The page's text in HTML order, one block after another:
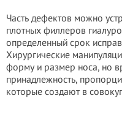
Часть дефектов можно
плотных филлеров
определенный срок
Хирургические
форму и размер носа, но
принадлежность,
которые создают в